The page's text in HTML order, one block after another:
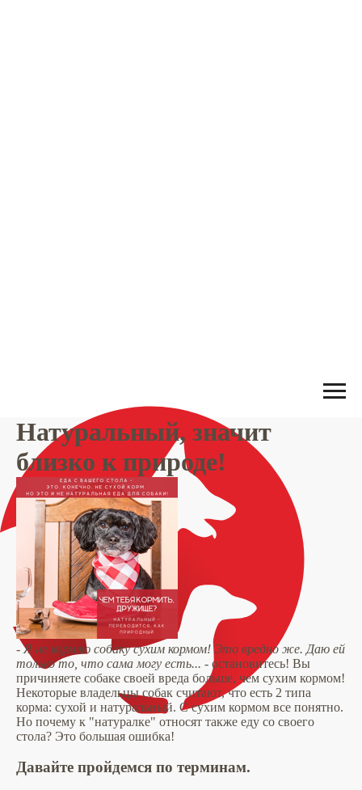
Натуральный, значит
близко к природе!
-Я не кормлю собаку сухим кормом! Это вредно же. Даю ей
только то, что сама могу есть... - остановитесь! Вы
причиняете собаке своей вреда больше, чем сухим кормом!
Некоторые владельцы собак считают, что есть 2 типа
корма: сухой и натуральный. С сухим кормом все понятно.
Но почему к "натуралке" относят также еду со своего
стола? Это большая ошибка!
Давайте пройдемся по терминам.